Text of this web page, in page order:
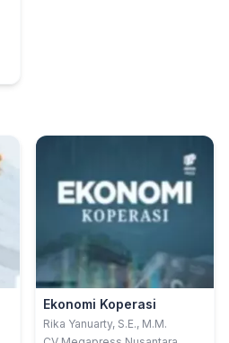
Ekonomi Koperasi
Rika Yanuarty, S.E., M.M.